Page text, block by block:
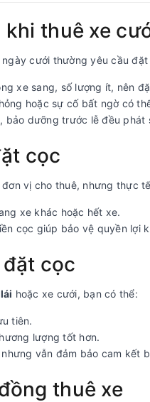
khi thuê xe
ngày cưới thường yêu cầu
xe sang, số lượng ít, nên
hoặc sự cố bất ngờ có
bảo dưỡng trước lễ đều phát
cọc
vị cho thuê, nhưng thực
xe khác hoặc hết xe.
cọc giúp bảo vệ quyền lợi
cọc
hoặc xe cưới, bạn có thể:
tiên.
lượng tốt hơn.
vẫn đảm bảo cam kết
thuê xe